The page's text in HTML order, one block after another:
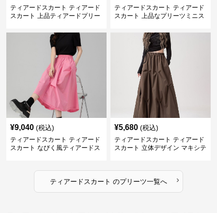
ティアードスカート ティアード
スカート 上品ティアードプリー
ティアードスカート ティアード
スカート 上品なプリーツミニス
¥9,040 (税込)
ティアードスカート ティアード
スカート なびく風ティアードス
¥5,680 (税込)
ティアードスカート ティアード
スカート 立体デザイン マキシテ
ティアードスカート のプリーツ一覧へ ›